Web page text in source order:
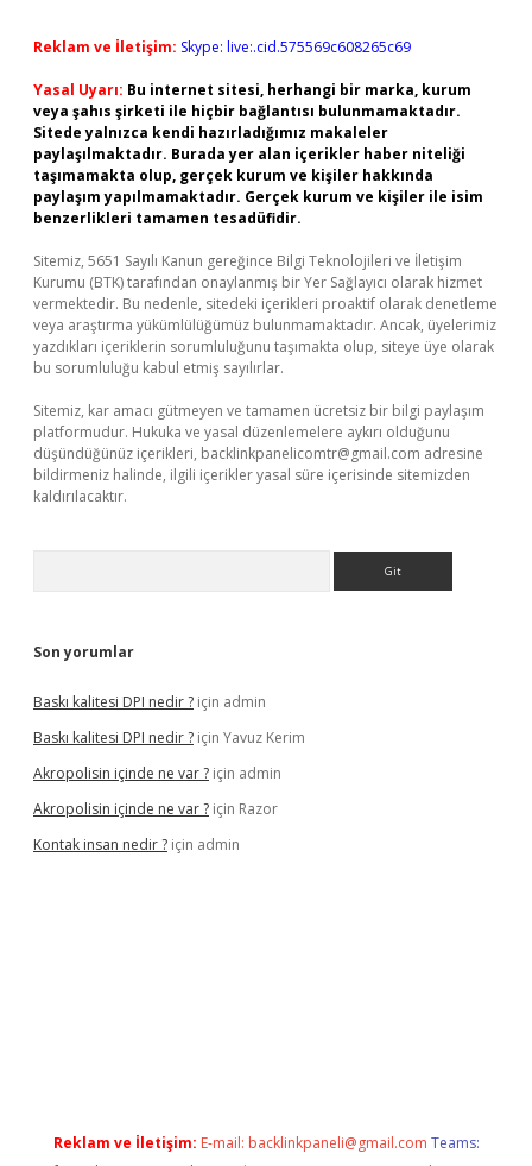
Reklam ve İletişim: Skype: live:.cid.575569c608265c69
Yasal Uyarı: Bu internet sitesi, herhangi bir marka, kurum
veya şahıs şirketi ile hiçbir bağlantısı bulunmamaktadır.
Sitede yalnızca kendi hazırladığımız makaleler
paylaşılmaktadır. Burada yer alan içerikler haber niteliği
taşımamakta olup, gerçek kurum ve kişiler hakkında
paylaşım yapılmamaktadır. Gerçek kurum ve kişiler ile isim
benzerlikleri tamamen tesadüfidir.
Sitemiz, 5651 Sayılı Kanun gereğince Bilgi Teknolojileri ve İletişim
Kurumu (BTK) tarafından onaylanmış bir Yer Sağlayıcı olarak hizmet
vermektedir. Bu nedenle, sitedeki içerikleri proaktif olarak denetleme
veya araştırma yükümlülüğümüz bulunmamaktadır. Ancak, üyelerimiz
yazdıkları içeriklerin sorumluluğunu taşımakta olup, siteye üye olarak
bu sorumluluğu kabul etmiş sayılırlar.
Sitemiz, kar amacı gütmeyen ve tamamen ücretsiz bir bilgi paylaşım
platformudur. Hukuka ve yasal düzenlemelere aykırı olduğunu
düşündüğünüz içerikleri, backlinkpanelicomtr@gmail.com adresine
bildirmeniz halinde, ilgili içerikler yasal süre içerisinde sitemizden
kaldırılacaktır.
Son yorumlar
Baskı kalitesi DPI nedir ? için admin
Baskı kalitesi DPI nedir ? için Yavuz Kerim
Akropolisin içinde ne var ? için admin
Akropolisin içinde ne var ? için Razor
Kontak insan nedir ? için admin
Reklam ve İletişim: E-mail: backlinkpaneli@gmail.com Teams: